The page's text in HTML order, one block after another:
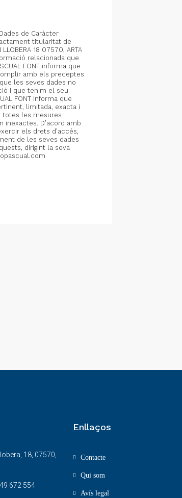
de Caràcter
titularitat de
18 07570, ARTA
relacionada que
FONT informa que
amb els preceptes
les seves dades no
i que tenim el seu
FONT informa que
limitada, exacta i
totes les mesures
inexactes. D’acord amb
els drets d’accés,
de les seves dades
dirigint la seva
18, 07570,
672 554
Enllaços
Contacte
Qui som
Avís legal